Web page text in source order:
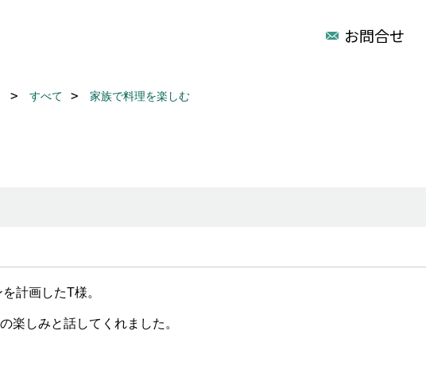
お問合せ
すべて 家族で料理を楽しむ
計画したT様。
楽しみと話してくれました。